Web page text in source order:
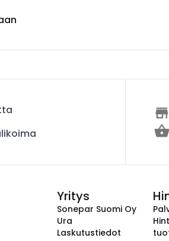
Yritys
Sonepar Suomi Oy
Ura
Laskutustiedot